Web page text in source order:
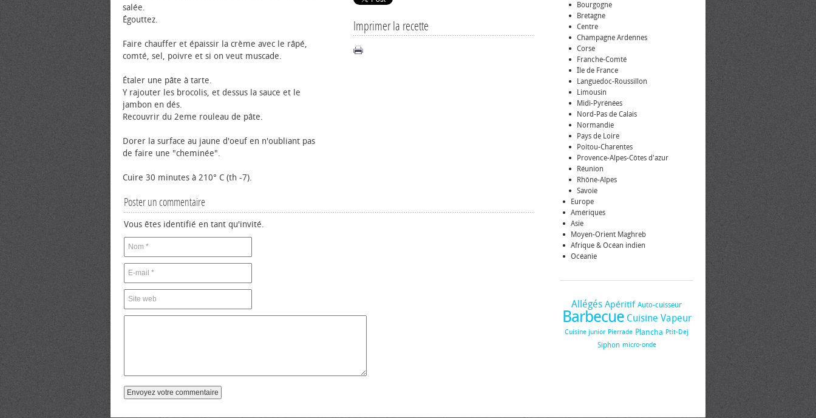
Imprimer la recette
salée.
Égouttez.
Faire chauffer et épaissir la crème avec le râpé,
comté, sel, poivre et si on veut muscade.
Étaler une pâte à tarte.
Y rajouter les brocolis, et dessus la sauce et le
jambon en dés.
Recouvrir du 2eme rouleau de pâte.
Dorer la surface au jaune d'œuf en n'oubliant pas
de faire une "cheminée".
Cuire 30 minutes à 210° C (th -7).
Poster un commentaire
Vous êtes identifié en tant qu'invité.
Bourgogne
Bretagne
Centre
Champagne Ardennes
Corse
Franche-Comté
Île de France
Languedoc-Roussillon
Limousin
Midi-Pyrénées
Nord-Pas de Calais
Normandie
Pays de Loire
Poitou-Charentes
Provence-Alpes-Côtes d'azur
Réunion
Rhône-Alpes
Savoie
Europe
Amériques
Asie
Moyen-Orient Maghreb
Afrique & Océan indien
Océanie
Allégés Apéritif Auto-cuisseur
Barbecue Cuisine Vapeur
Cuisine junior Pierrade Plancha Ptit-Dej
Siphon micro-onde